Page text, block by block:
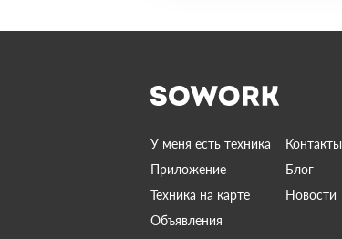
У меня есть техника
Контакты
Приложение
Блог
Техника на карте
Новости
Объявления